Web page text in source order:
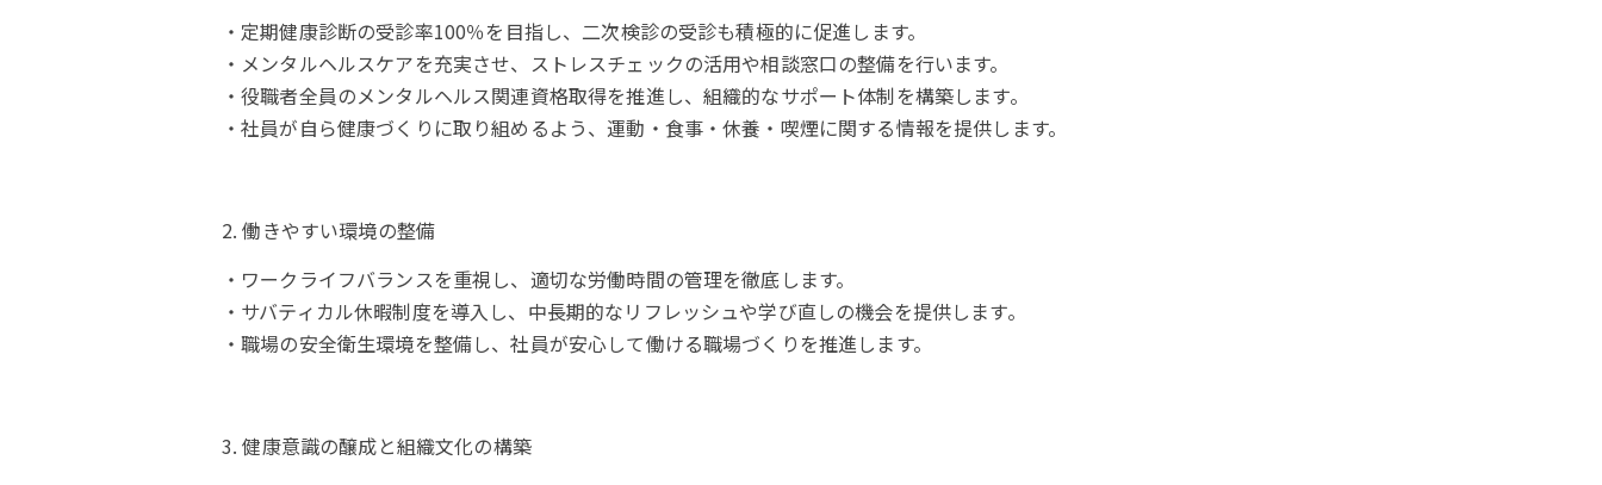
・定期健康診断の受診率100％を目指し、二次検診の受診も積極的に促進します。
・メンタルヘルスケアを充実させ、ストレスチェックの活用や相談窓口の整備を行います。
・役職者全員のメンタルヘルス関連資格取得を推進し、組織的なサポート体制を構築します。
・社員が自ら健康づくりに取り組めるよう、運動・食事・休養・喫煙に関する情報を提供します。
2. 働きやすい環境の整備
・ワークライフバランスを重視し、適切な労働時間の管理を徹底します。
・サバティカル休暇制度を導入し、中長期的なリフレッシュや学び直しの機会を提供します。
・職場の安全衛生環境を整備し、社員が安心して働ける職場づくりを推進します。
3. 健康意識の醸成と組織文化の構築